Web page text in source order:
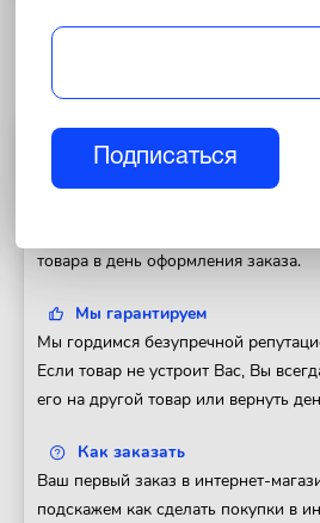
Полезная информация
товара в день оформления заказа.
Мы гарантируем
Мы гордимся безупречной
Если товар не устроит Вас, Вы
его на другой товар или вернуть
Как заказать
Ваш первый заказ в интернет-
подскажем как сделать покупки в
Подписаться